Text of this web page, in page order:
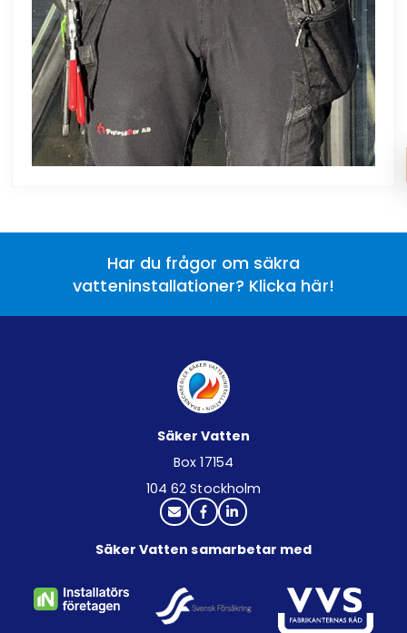
Har du frågor om säkra
vatteninstallationer? Klicka här!
Säker Vatten
Box 17154
104 62 Stockholm
Säker Vatten samarbetar med